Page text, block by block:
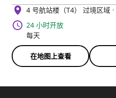
4 号航站楼（T4） 过境区域
24 小时开放
每天
在地图上查看